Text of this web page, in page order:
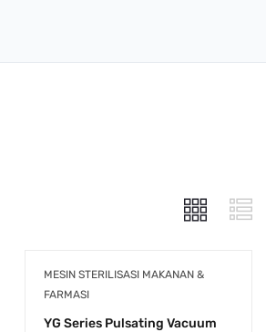
MESIN STERILISASI MAKANAN &
FARMASI
YG Series Pulsating Vacuum